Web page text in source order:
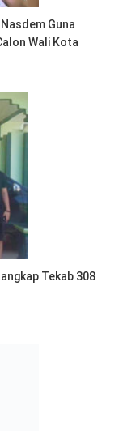
Guna
Wali Kota
Tekab 308